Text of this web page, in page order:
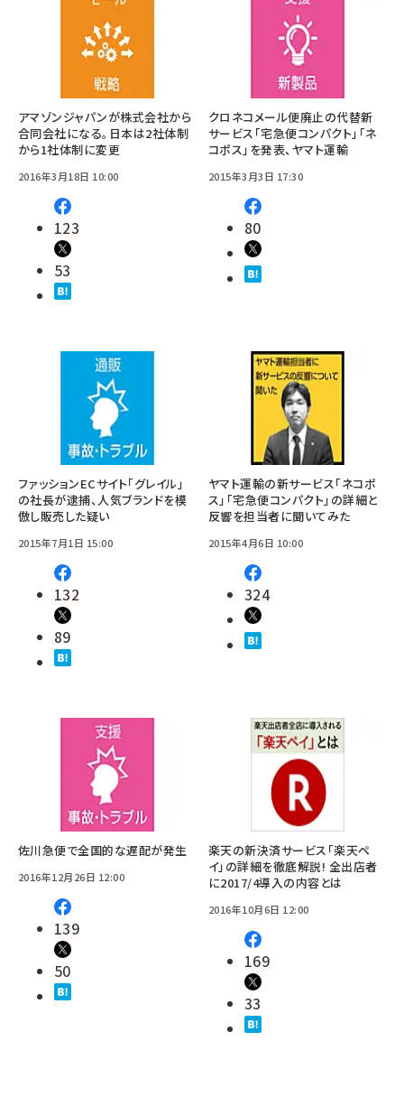
アマゾンジャパンが株式会社から
合同会社になる。日本は2社体制
から1社体制に変更
2016年3月18日 10:00
123
53
クロネコメール便廃止の代替新
サービス「宅急便コンパクト」「ネ
コポス」を発表、ヤマト運輸
2015年3月3日 17:30
80
ファッションECサイト「グレイル」
の社長が逮捕、人気ブランドを模
倣し販売した疑い
2015年7月1日 15:00
132
89
ヤマト運輸の新サービス「ネコポ
ス」「宅急便コンパクト」の詳細と
反響を担当者に聞いてみた
2015年4月6日 10:00
324
佐川急便で全国的な遅配が発生
2016年12月26日 12:00
139
50
楽天の新決済サービス「楽天ペ
イ」の詳細を徹底解説! 全出店者
に2017/4導入の内容とは
2016年10月6日 12:00
169
33